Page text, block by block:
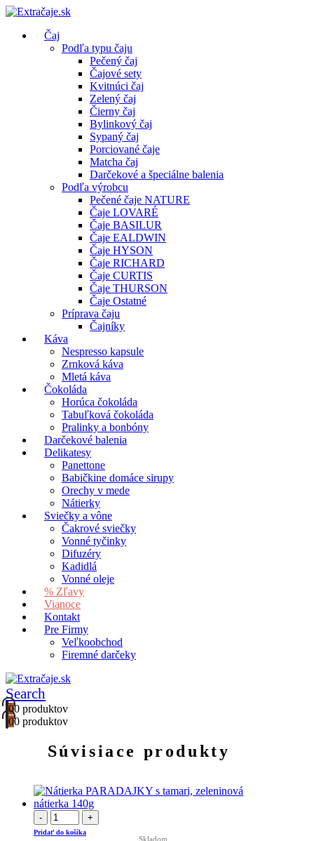
Čaj
Podľa typu čaju
Pečený čaj
Čajové sety
Kvitnúci čaj
Zelený čaj
Čierny čaj
Bylinkový čaj
Sypaný čaj
Porciované čaje
Matcha čaj
Darčekové a špeciálne balenia
Podľa výrobcu
Pečené čaje NATURE
Čaje LOVARÉ
Čaje BASILUR
Čaje EALDWIN
Čaje HYSON
Čaje RICHARD
Čaje CURTIS
Čaje THURSON
Čaje Ostatné
Príprava čaju
Čajníky
Káva
Nespresso kapsule
Zrnková káva
Mletá káva
Čokoláda
Horúca čokoláda
Tabuľková čokoláda
Pralinky a bonbóny
Darčekové balenia
Delikatesy
Panettone
Babičkine domáce sirupy
Orechy v mede
Nátierky
Sviečky a vône
Čakrové sviečky
Vonné tyčinky
Difuzéry
Kadidlá
Vonné oleje
% Zľavy
Vianoce
Kontakt
Pre Firmy
Veľkoobchod
Firemné darčeky
Search
00 produktov
00 produktov
Súvisiace produkty
- +
Pridať do košíka
Skladom